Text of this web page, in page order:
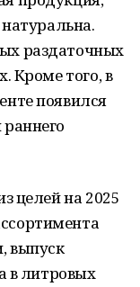
раздаточных
Кроме того, в
появился
целей на 2025
выпуск
в литровых